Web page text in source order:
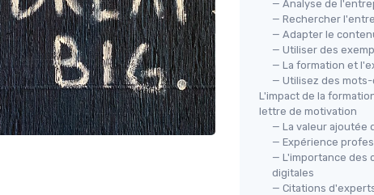
— Analyse de
— Rechercher
— Adapter le
— Utiliser des
— La formation et
— Utilisez des
L'impact de la
lettre de motivation
— La valeur ajoutée
— Expérience
— L'importance des
digitales
— Citations